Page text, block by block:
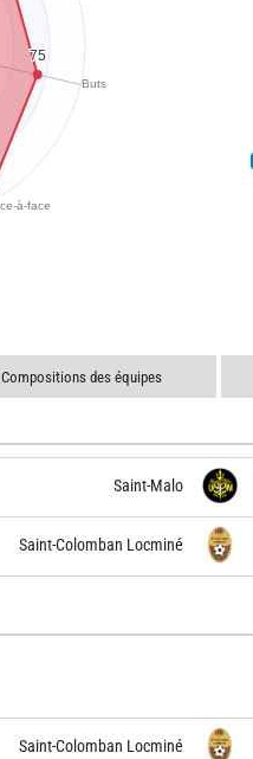
Compositions des équipes
Saint-Malo
Saint-Colomban Locminé
Saint-Colomban Locminé